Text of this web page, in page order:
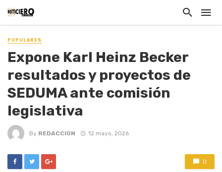
POPULARES
Expone Karl Heinz Becker
resultados y proyectos de
SEDUMA ante comisión
legislativa
By REDACCION 12 mayo, 2026
0